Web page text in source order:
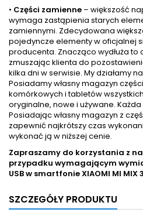
• Części zamienne – większość
wymaga zastąpienia starych
zamiennymi. Zdecydowana
pojedyncze elementy w oficjalnej
producenta. Znacząco wydłuża
zmuszając klienta do
kilka dni w serwisie. My działamy
Posiadamy własny magazyn
komórkowych i tabletów
oryginalne, nowe i używane.
Posiadając własny magazyn z
zapewnić najkrótszy czas
wykonać ją w niższej cenie.
Zapraszamy do korzystania z
przypadku wymagającym
USB w smartfonieXIAOMI MI MIX
SZCZEGÓŁY PRODUKTU